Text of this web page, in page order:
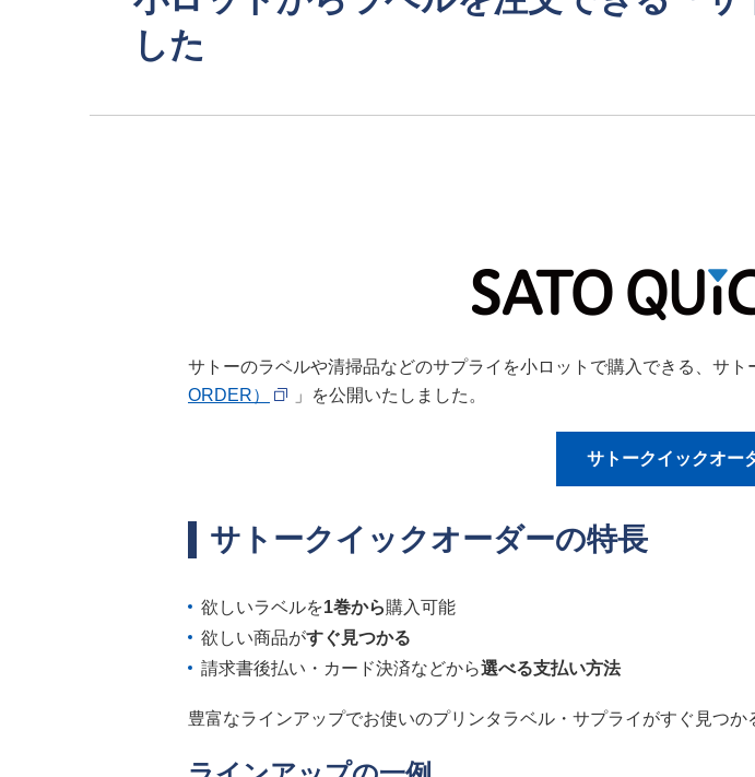
した
サトーのラベルや清掃品などのサプライを小ロットで購入できる、サト
ORDER）
」を公開いたしました。
サトークイックオー
サトークイックオーダーの特長
欲しいラベルを1巻から購入可能
欲しい商品がすぐ見つかる
請求書後払い・カード決済などから選べる支払い方法
豊富なラインアップでお使いのプリンタラベル・サプライがすぐ見つか